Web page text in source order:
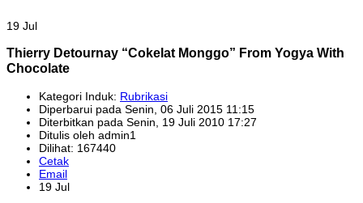
19 Jul
Thierry Detournay “Cokelat Monggo” From Yogya With
Chocolate
Kategori Induk: Rubrikasi
Diperbarui pada Senin, 06 Juli 2015 11:15
Diterbitkan pada Senin, 19 Juli 2010 17:27
Ditulis oleh admin1
Dilihat: 167440
Cetak
Email
19 Jul